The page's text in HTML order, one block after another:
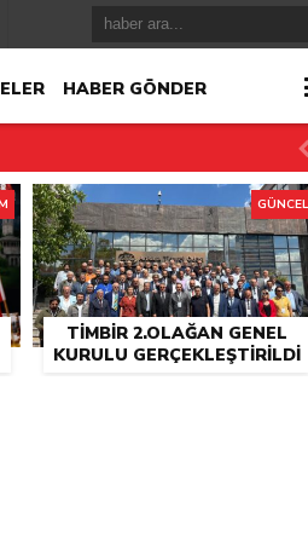
HABER GÖNDER
TİMBİR 2.OLAĞAN GENEL
KURULU GERÇEKLEŞTIRILDI
GÜNCEL